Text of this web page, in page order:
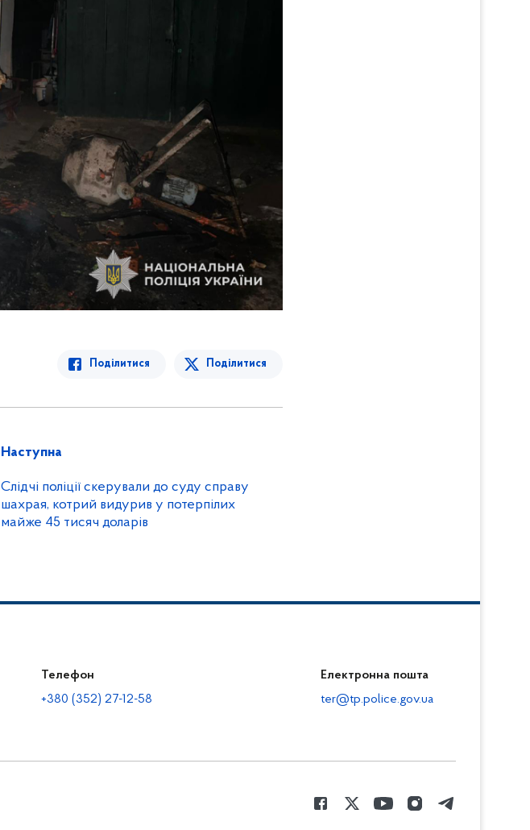
Поділитися Поділитися
Наступна
Слідчі поліції скерували до суду справу
шахрая, котрий видурив у потерпілих
майже 45 тисяч доларів
Телефон
+380 (352) 27-12-58
Електронна пошта
ter@tp.police.gov.ua